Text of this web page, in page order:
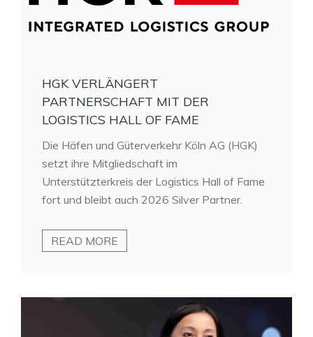
HGK VERLÄNGERT
PARTNERSCHAFT MIT DER
LOGISTICS HALL OF FAME
Die Häfen und Güterverkehr Köln AG (HGK)
setzt ihre Mitgliedschaft im
Unterstützterkreis der Logistics Hall of Fame
fort und bleibt auch 2026 Silver Partner.
READ MORE